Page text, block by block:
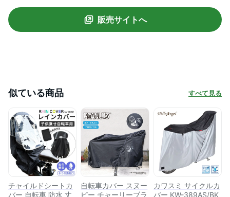
シスト自転車
販売サイトへ
似ている商品 すべて見る
チャイルドシートカ
バー 自転車 防水 丈
自転車カバー スヌー
ピー チャーリーブラ
カワスミ サイクルカ
バー KW-389AS/BK